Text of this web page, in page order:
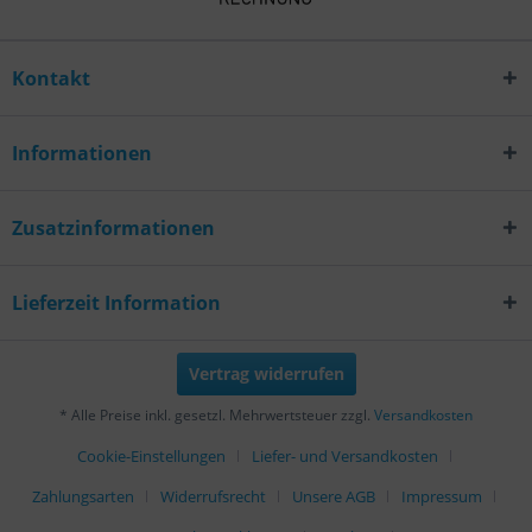
Kontakt
Informationen
Zusatzinformationen
Lieferzeit Information
Vertrag widerrufen
* Alle Preise inkl. gesetzl. Mehrwertsteuer zzgl. Versandkosten
Cookie-Einstellungen
Liefer- und Versandkosten
Zahlungsarten
Widerrufsrecht Unsere AGB
Impressum